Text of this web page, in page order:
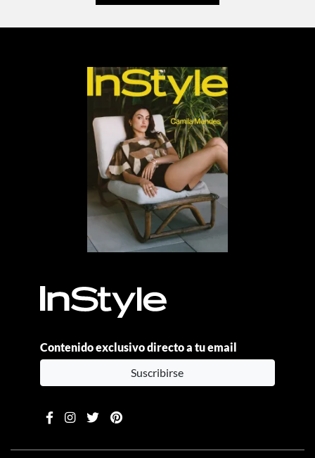
Contenido exclusivo directo a tu email
Suscribirse